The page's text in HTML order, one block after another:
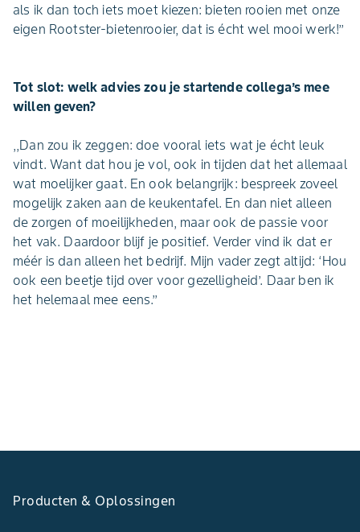
als ik dan toch iets moet kiezen: bieten rooien met onze
eigen Rootster-bietenrooier, dat is écht wel mooi werk!’’
Tot slot: welk advies zou je startende collega’s mee
willen geven?
,,Dan zou ik zeggen: doe vooral iets wat je écht leuk
vindt. Want dat hou je vol, ook in tijden dat het allemaal
wat moelijker gaat. En ook belangrijk: bespreek zoveel
mogelijk zaken aan de keukentafel. En dan niet alleen
de zorgen of moeilijkheden, maar ook de passie voor
het vak. Daardoor blijf je positief. Verder vind ik dat er
méér is dan alleen het bedrijf. Mijn vader zegt altijd: ‘Hou
ook een beetje tijd over voor gezelligheid’. Daar ben ik
het helemaal mee eens.’’
Producten & Oplossingen